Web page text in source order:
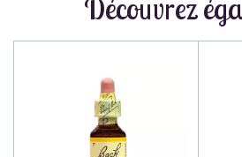
Découvrez